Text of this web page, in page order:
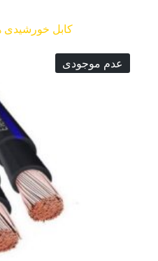
کابل خورشیدی
عدم موجودی